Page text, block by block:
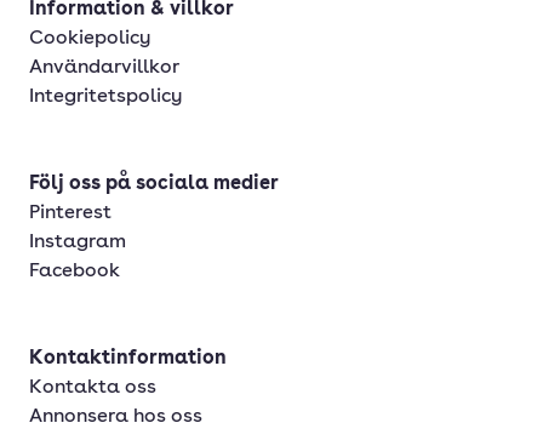
Information & villkor
Cookiepolicy
Användarvillkor
Integritetspolicy
Följ oss på sociala medier
Pinterest
Instagram
Facebook
Kontaktinformation
Kontakta oss
Annonsera hos oss